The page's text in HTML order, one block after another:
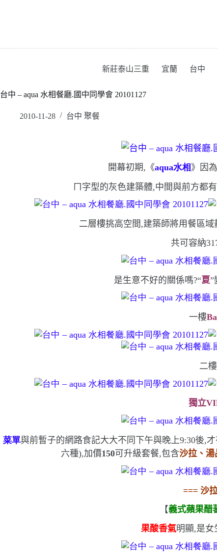
新莊泰山三重 宜蘭 台中
台中 – aqua 水相餐廳.國中同學會 20101127
2010-11-28 台中 聚餐
開幕初期,《aqua水相 》因
ㄇ字型的灰色建築體,中間與前方都
二層樓挑高空間,建築師將用餐區域
共可容納
是生意不好的關係嗎?“夏”
一樓
二樓
獨立
菜單與前暫子的網路食記大大不同 下午與晚上9:30後,
六種),加價150可升級套餐,包含沙拉、湯
=== 沙
【義式蘋果醋
果酸香氣明顯,是女